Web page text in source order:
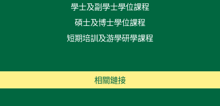
學士及副學士學位課程
碩士及博士學位課程
短期培訓及游學研學課程
相關鏈接